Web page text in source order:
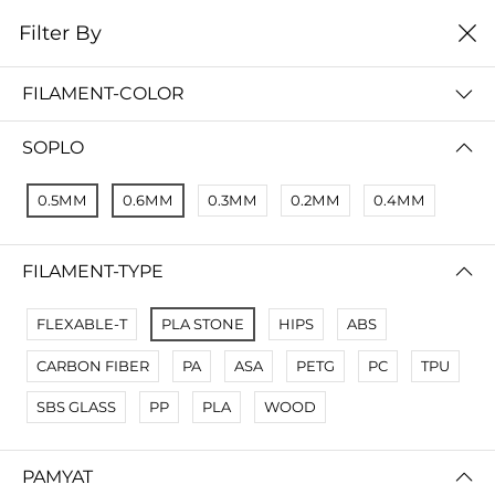
0
No Results
Not Found Filters2
Filter By
FILAMENT-COLOR
SOPLO
0.5ММ 0.6ММ 0.3ММ 0.2ММ 0.4ММ
FILAMENT-TYPE
FLEXABLE-T PLA STONE HIPS ABS
CARBON FIBER PA ASA PETG PC TPU
SBS GLASS PP PLA WOOD
PAMYAT